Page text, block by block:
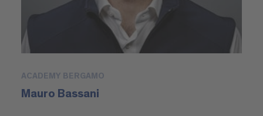
ACADEMY BERGAMO
Mauro Bassani